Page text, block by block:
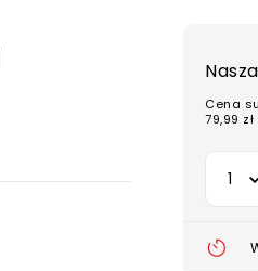
Cena
79,99 zł